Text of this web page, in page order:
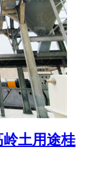
土用途桂